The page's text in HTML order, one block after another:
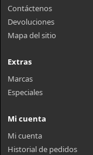
Contáctenos
Devoluciones
Mapa del sitio
Extras
Marcas
Especiales
Mi cuenta
Mi cuenta
Historial de pedidos